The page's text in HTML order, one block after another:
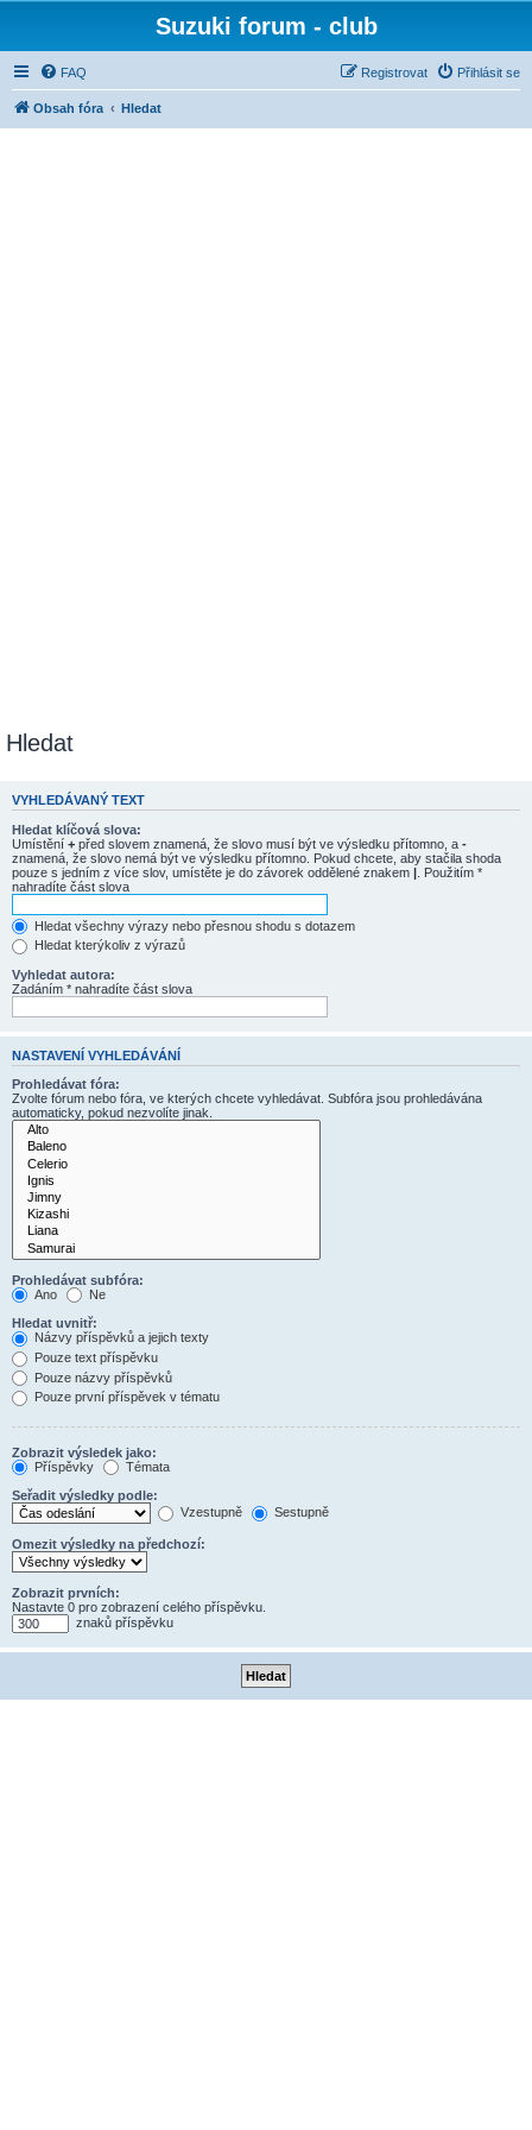
Suzuki forum - club
FAQ Přihlásit se
Registrovat
Obsah fóra Hledat
Hledat
VYHLEDÁVANÝ TEXT
Hledat klíčová slova:
Umístění + před slovem znamená, že slovo musí být ve výsledku přítomno, a -
znamená, že slovo nemá být ve výsledku přítomno. Pokud chcete, aby stačila shoda
pouze s jedním z více slov, umístěte je do závorek oddělené znakem | . Použitím *
nahradíte část slova
Hledat všechny výrazy nebo přesnou shodu s dotazem
Hledat kterýkoliv z výrazů
Vyhledat autora:
Zadáním * nahradíte část slova
NASTAVENÍ VYHLEDÁVÁNÍ
Prohledávat fóra:
Zvolte fórum nebo fóra, ve kterých chcete vyhledávat. Subfóra jsou prohledávána
automaticky, pokud nezvolíte jinak.
Prohledávat subfóra:
Ano
Ne
Hledat uvnitř:
Názvy příspěvků a jejich texty
Pouze text příspěvku
Pouze názvy příspěvků
Pouze první příspěvek v tématu
Zobrazit výsledek jako:
Příspěvky
Témata
Seřadit výsledky podle:
Vzestupně
Sestupně
Omezit výsledky na předchozí:
Zobrazit prvních:
Nastavte 0 pro zobrazení celého příspěvku.
znaků příspěvku